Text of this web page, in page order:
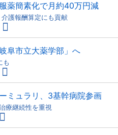
薬簡素化で月約40万円減
護報酬算定にも貢献
阜市立大薬学部」へ
も
ミュラリ、3基幹病院参画
療継続性を重視